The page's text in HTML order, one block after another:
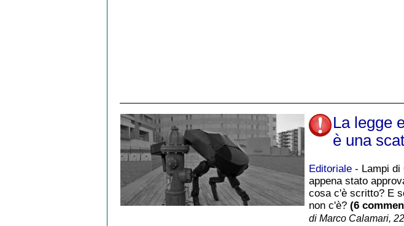
La legge
è una
Editoriale - Lampi di
appena stato
cosa c'è scritto? E
non c'è? (6
di Marco Calamari,